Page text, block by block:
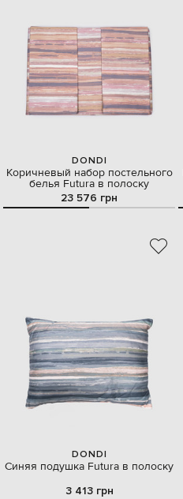
DONDI
Коричневый набор постельного
белья Futura в полоску
23 576 грн
DONDI
Синяя подушка Futura в полоску
3 413 грн